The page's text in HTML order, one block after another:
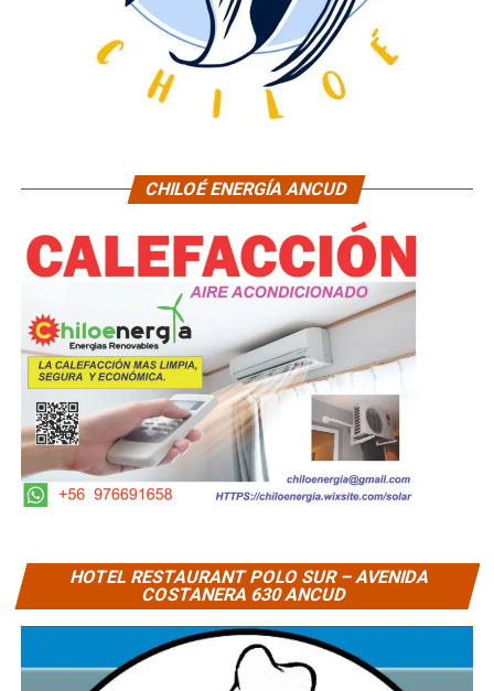
CHILOÉ ENERGÍA ANCUD
HOTEL RESTAURANT POLO SUR – AVENIDA
COSTANERA 630 ANCUD